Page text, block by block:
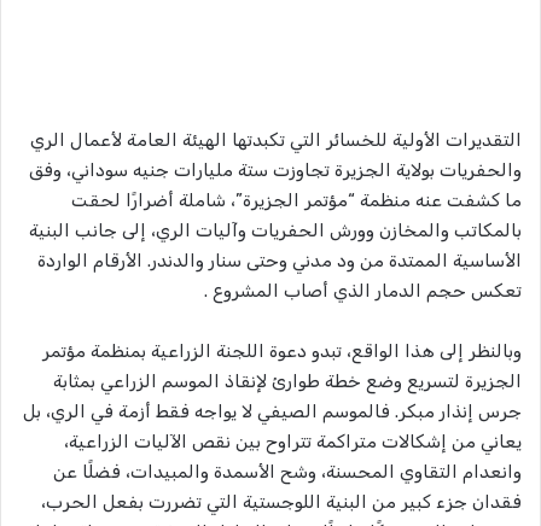
التقديرات الأولية للخسائر التي تكبدتها الهيئة العامة لأعمال الري
والحفريات بولاية الجزيرة تجاوزت ستة مليارات جنيه سوداني، وفق
ما كشفت عنه منظمة “مؤتمر الجزيرة”، شاملة أضرارًا لحقت
بالمكاتب والمخازن وورش الحفريات وآليات الري، إلى جانب البنية
الأساسية الممتدة من ود مدني وحتى سنار والدندر. الأرقام الواردة
تعكس حجم الدمار الذي أصاب المشروع .
وبالنظر إلى هذا الواقع، تبدو دعوة اللجنة الزراعية بمنظمة مؤتمر
الجزيرة لتسريع وضع خطة طوارئ لإنقاذ الموسم الزراعي بمثابة
جرس إنذار مبكر. فالموسم الصيفي لا يواجه فقط أزمة في الري، بل
يعاني من إشكالات متراكمة تتراوح بين نقص الآليات الزراعية،
وانعدام التقاوي المحسنة، وشح الأسمدة والمبيدات، فضلًا عن
فقدان جزء كبير من البنية اللوجستية التي تضررت بفعل الحرب،